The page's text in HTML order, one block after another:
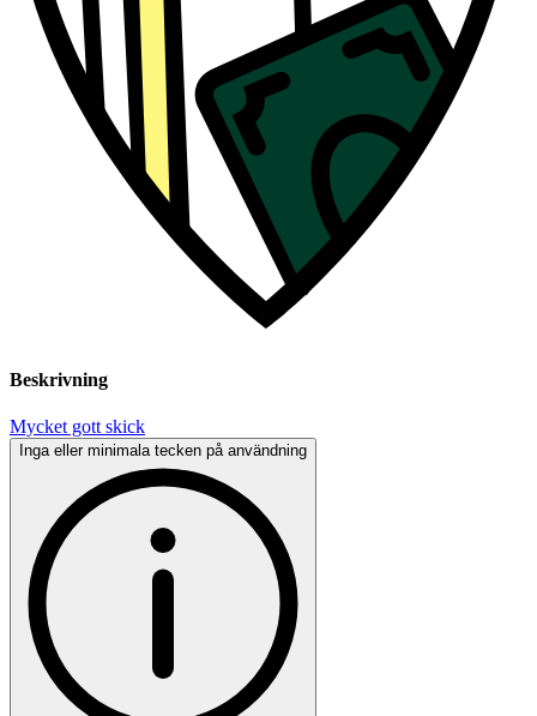
Beskrivning
Mycket gott skick
Inga eller minimala tecken på användning